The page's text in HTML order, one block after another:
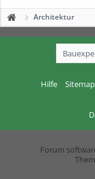
Architektur
Hilfe Sitemap
Forum